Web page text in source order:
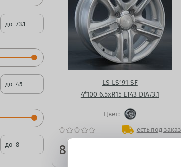
до
до
до
LS LS191 SF
4*100 6.5xR15 ET43 DIA73.1
Цвет:
есть под заказ
8 272